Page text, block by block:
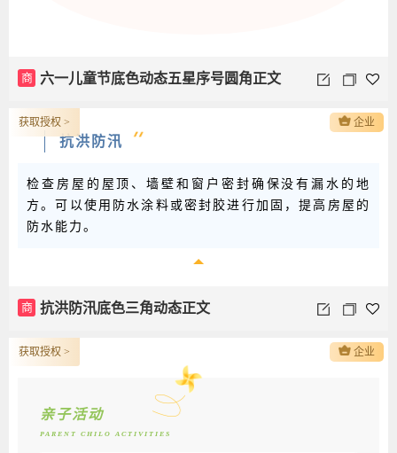
商 六一儿童节底色动态五星序号圆角正文
抗洪防汛
检查房屋的屋顶、墙壁和窗户密封确保没有漏水的地
方。可以使用防水涂料或密封胶进行加固，提高房屋的
防水能力。
商 抗洪防汛底色三角动态正文
获取授权 > 企业
亲子活动
PARENT CHILO ACTIVITIES
获取授权 > 企业